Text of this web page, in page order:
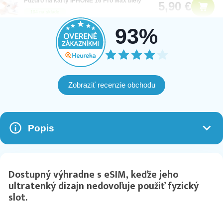
5,90 €
Puzdro MagSafe IPHONE 16 Pro Max
11,90 €
8,90 €
108 na sklade
93%
Zobraziť recenzie obchodu
Popis
Dostupný výhradne s eSIM, keďže jeho
ultratenký dizajn nedovoľuje použiť fyzický
slot.